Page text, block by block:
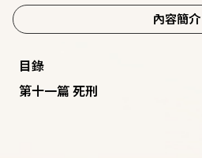
內容簡介
目錄
第十一篇 死刑